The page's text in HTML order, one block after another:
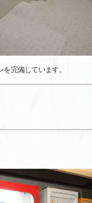
完備しています。